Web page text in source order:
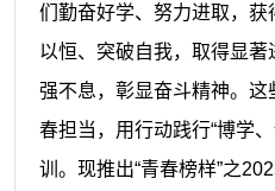
们勤奋好学、努力进取，获
以恒、突破自我，取得显
强不息，彰显奋斗精神。
春担当，用行动践行“博学
训。现推出“青春榜样”之